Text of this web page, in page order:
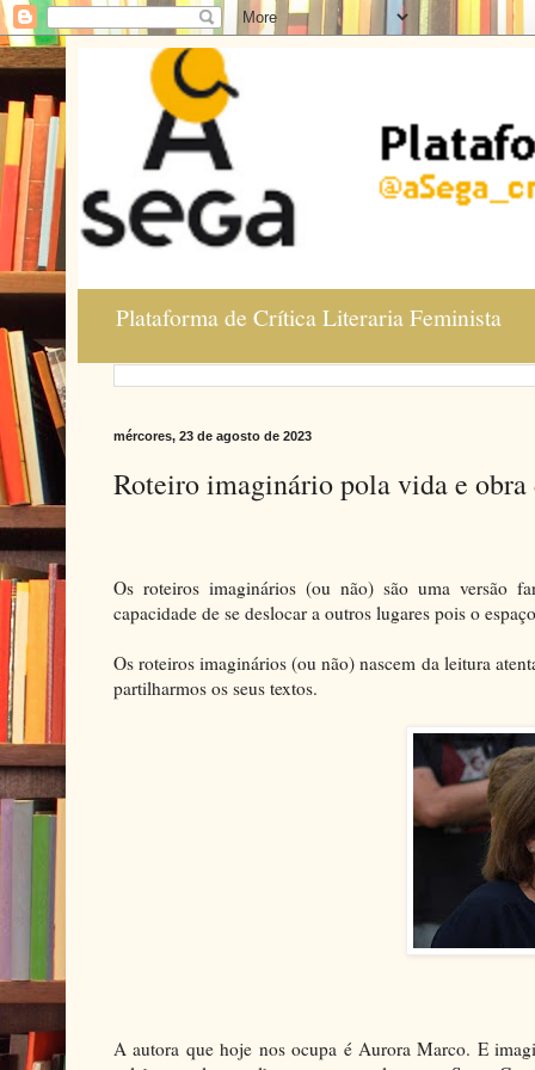
Plataforma de Crítica Literaria Feminista
mércores, 23 de agosto de 2023
Roteiro imaginário pola vida e
Os roteiros imaginários (ou não) são uma versão
capacidade de se deslocar a outros lugares pois o
Os roteiros imaginários (ou não) nascem da leitura
partilharmos os seus textos.
A autora que hoje nos ocupa é Aurora Marco. E